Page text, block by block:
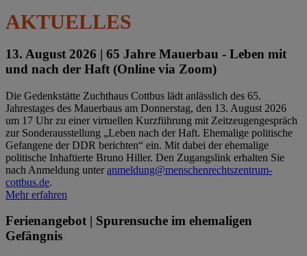
AKTUELLES
13. August 2026 | 65 Jahre Mauerbau - Leben mit
und nach der Haft (Online via Zoom)
Die Gedenkstätte Zuchthaus Cottbus lädt anlässlich des 65.
Jahrestages des Mauerbaus am Donnerstag, den 13. August 2026
um 17 Uhr zu einer virtuellen Kurzführung mit Zeitzeugengespräch
zur Sonderausstellung „Leben nach der Haft. Ehemalige politische
Gefangene der DDR berichten“ ein. Mit dabei der ehemalige
politische Inhaftierte Bruno Hiller. Den Zugangslink erhalten Sie
nach Anmeldung unteranmeldung@menschenrechtszentrum-
cottbus.de.
Mehr erfahren
Ferienangebot | Spurensuche im ehemaligen
Gefängnis